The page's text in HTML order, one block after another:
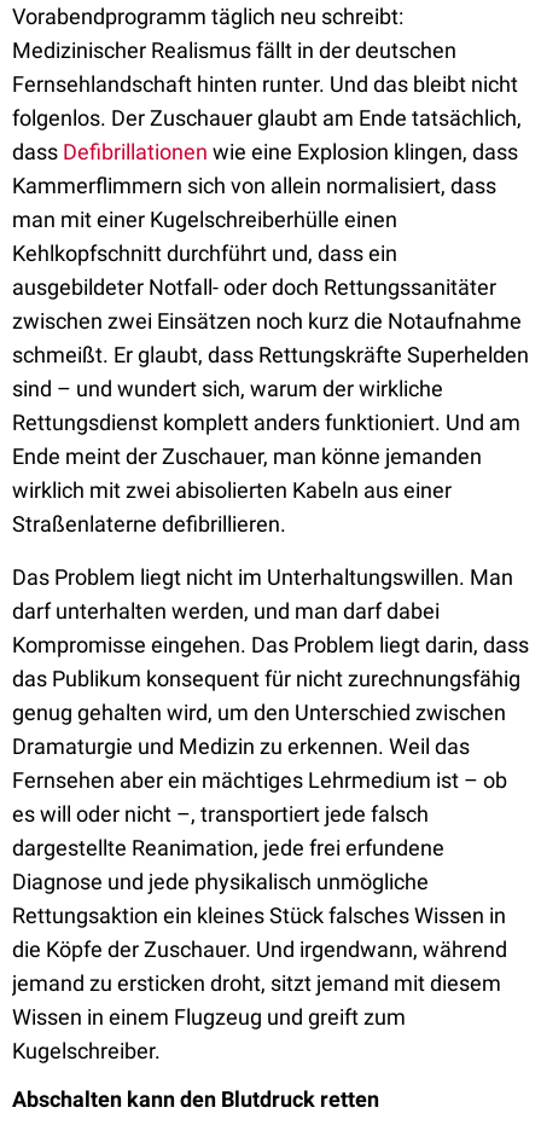
Vorabendprogramm täglich neu schreibt:
Medizinischer Realismus fällt in der deutschen
Fernsehlandschaft hinten runter. Und das bleibt nicht
folgenlos. Der Zuschauer glaubt am Ende tatsächlich,
dass Defibrillationen wie eine Explosion klingen, dass
Kammerflimmern sich von allein normalisiert, dass
man mit einer Kugelschreiberhülle einen
Kehlkopfschnitt durchführt und, dass ein
ausgebildeter Notfall- oder doch Rettungssanitäter
zwischen zwei Einsätzen noch kurz die Notaufnahme
schmeißt. Er glaubt, dass Rettungskräfte Superhelden
sind – und wundert sich, warum der wirkliche
Rettungsdienst komplett anders funktioniert. Und am
Ende meint der Zuschauer, man könne jemanden
wirklich mit zwei abisolierten Kabeln aus einer
Straßenlaterne defibrillieren.
Das Problem liegt nicht im Unterhaltungswillen. Man
darf unterhalten werden, und man darf dabei
Kompromisse eingehen. Das Problem liegt darin, dass
das Publikum konsequent für nicht zurechnungsfähig
genug gehalten wird, um den Unterschied zwischen
Dramaturgie und Medizin zu erkennen. Weil das
Fernsehen aber ein mächtiges Lehrmedium ist – ob
es will oder nicht –, transportiert jede falsch
dargestellte Reanimation, jede frei erfundene
Diagnose und jede physikalisch unmögliche
Rettungsaktion ein kleines Stück falsches Wissen in
die Köpfe der Zuschauer. Und irgendwann, während
jemand zu ersticken droht, sitzt jemand mit diesem
Wissen in einem Flugzeug und greift zum
Kugelschreiber.
Abschalten kann den Blutdruck retten